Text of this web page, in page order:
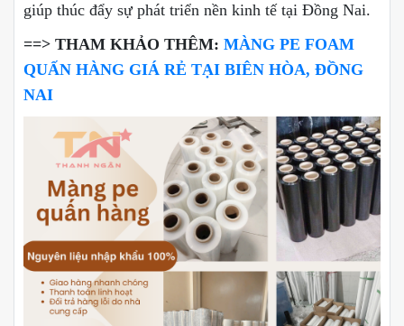
giúp thúc đẩy sự phát triển nền kinh tế tại Đồng Nai.
==> THAM KHẢO THÊM: MÀNG PE FOAM
QUẤN HÀNG GIÁ RẺ TẠI BIÊN HÒA, ĐỒNG
NAI